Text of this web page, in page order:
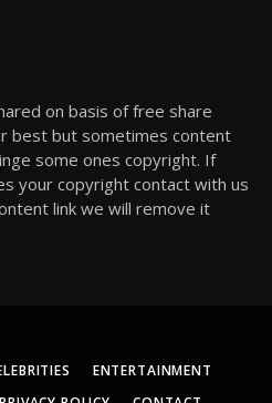
on basis of free share
best but sometimes content
some ones copyright. If
your copyright contact with us
link we will remove it
ENTERTAINMENT